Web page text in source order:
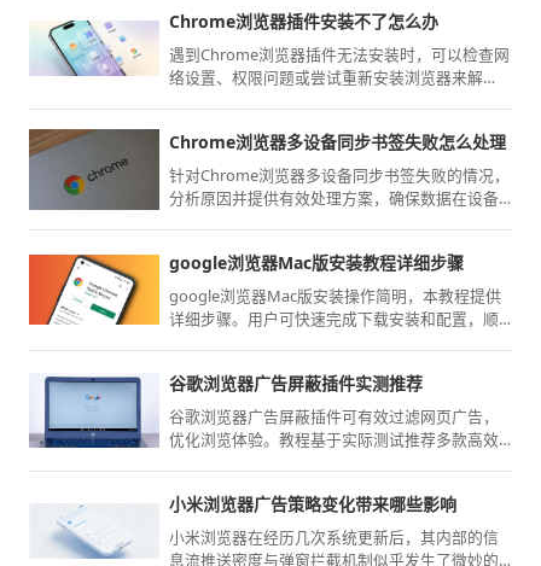
Chrome浏览器插件安装不了怎么办
遇到Chrome浏览器插件无法安装时，可以检查网
络设置、权限问题或尝试重新安装浏览器来解
Chrome浏览器多设备同步书签失败怎么处理
针对Chrome浏览器多设备同步书签失败的情况，
分析原因并提供有效处理方案，确保数据在设备
google浏览器Mac版安装教程详细步骤
google浏览器Mac版安装操作简明，本教程提供
详细步骤。用户可快速完成下载安装和配置，顺
谷歌浏览器广告屏蔽插件实测推荐
谷歌浏览器广告屏蔽插件可有效过滤网页广告，
优化浏览体验。教程基于实际测试推荐多款高效
小米浏览器广告策略变化带来哪些影响
小米浏览器在经历几次系统更新后，其内部的信
息流推送密度与弹窗拦截机制似乎发生了微妙的